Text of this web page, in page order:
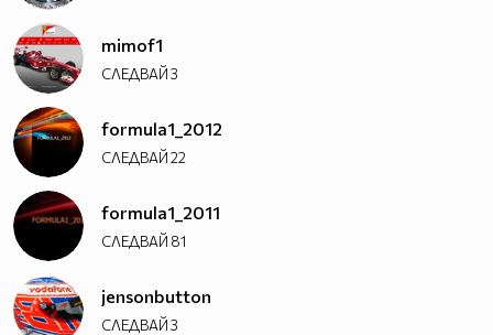
mimof1
СЛЕДВАЙ3
formula1_2012
СЛЕДВАЙ22
formula1_2011
СЛЕДВАЙ 81
jensonbutton
СЛЕДВАЙ3